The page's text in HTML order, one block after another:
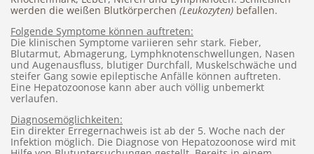
werden die weißen Blutkörperchen (Leukozyten)befallen.
Folgende Symptome können auftreten:
Die klinischen Symptome variieren sehr stark. Fieber,
Blutarmut, Abmagerung, Lymphknotenschwellungen, Nasen
und Augenausfluss, blutiger Durchfall, Muskelschwäche und
steifer Gang sowie epileptische Anfälle können auftreten.
Eine Hepatozoonose kann aber auch völlig unbemerkt
verlaufen.
Diagnosemöglichkeiten:
Ein direkter Erregernachweis ist ab der 5. Woche nach der
Infektion möglich. Die Diagnose von Hepatozoonose wird mit